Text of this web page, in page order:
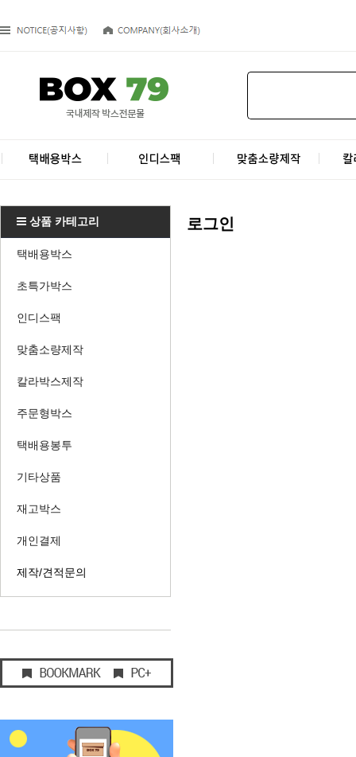
상품 카테고리
택배용박스
초특가박스
인디스팩
맞춤소량제작
칼라박스제작
주문형박스
택배용봉투
기타상품
재고박스
개인결제
제작/견적문의
로그인